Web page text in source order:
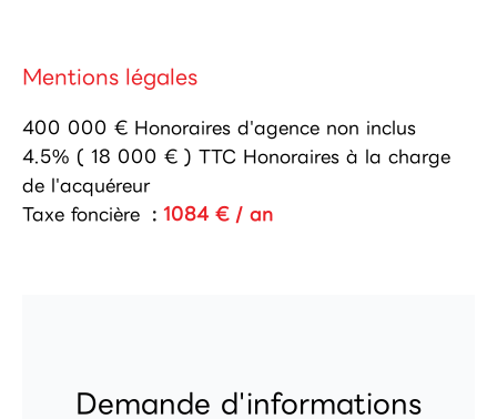
Mentions légales
400 000 € Honoraires d'agence non inclus
4.5% ( 18 000 € ) TTC Honoraires à la charge
de l'acquéreur
Taxe foncière
1084 € / an
Demande d'informations